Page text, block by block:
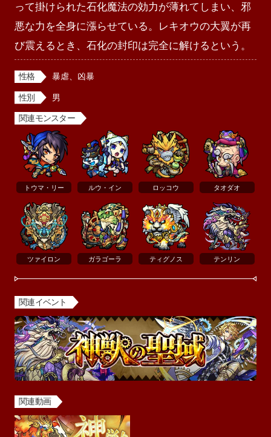
って掛けられた石化魔法の効力が薄れてしまい、邪
悪な力を全身に漲らせている。レキオウの大翼が再
び震えるとき、石化の封印は完全に解けるという。
性格 暴虐、凶暴
性別 男
関連モンスター
トウマ・リー ルウ・イン ロッコウ タオダオ
ツァイロン ガラゴーラ ティグノス テンリン
関連イベント
関連動画